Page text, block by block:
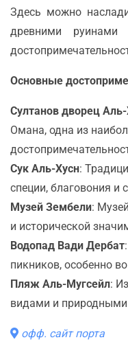
Здесь можно
древними руинами
Основные
Султанов дворец
Омана, одна из
Сук Аль-Хусн:
специи, благовония и
Музей Зембели:
и исторической
Водопад Вади Дербат
пикников, особенно
Пляж Аль-Мугсейл:
видами и
офф. сайт порта